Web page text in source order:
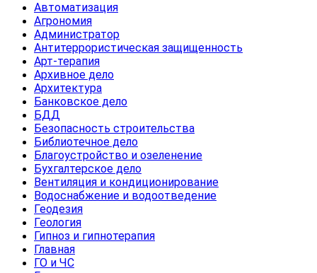
Автоматизация
Агрономия
Администратор
Антитеррористическая защищенность
Арт-терапия
Архивное дело
Архитектура
Банковское дело
БДД
Безопасность строительства
Библиотечное дело
Благоустройство и озеленение
Бухгалтерское дело
Вентиляция и кондиционирование
Водоснабжение и водоотведение
Геодезия
Геология
Гипноз и гипнотерапия
Главная
ГО и ЧС